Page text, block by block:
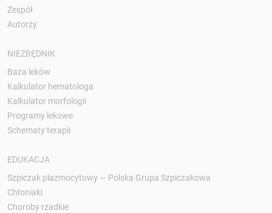
Zespół
Autorzy
NIEZBĘDNIK
Baza leków
Kalkulator hematologa
Kalkulator morfologii
Programy lekowe
Schematy terapii
EDUKACJA
Szpiczak plazmocytowy — Polska Grupa Szpiczakowa
Chłoniaki
Choroby rzadkie